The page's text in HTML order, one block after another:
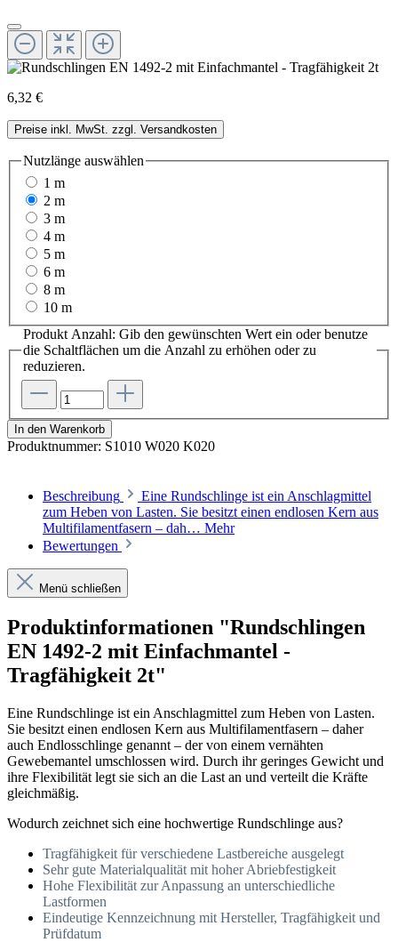
6,32 €
Preise inkl. MwSt. zzgl. Versandkosten
Nutzlänge auswählen
1 m
2 m
3 m
4 m
5 m
6 m
8 m
10 m
Produkt Anzahl: Gib den gewünschten Wert ein oder benutze
die Schaltflächen um die Anzahl zu erhöhen oder zu
reduzieren.
In den Warenkorb
Produktnummer: S1010 W020 K020
Beschreibung
Eine Rundschlinge ist ein Anschlagmittel
zum Heben von Lasten. Sie besitzt einen endlosen Kern aus
Multifilamentfasern – dah… Mehr
Bewertungen
Menü schließen
Produktinformationen "Rundschlingen
EN 1492-2 mit Einfachmantel -
Tragfähigkeit 2t"
Eine Rundschlinge ist ein Anschlagmittel zum Heben von Lasten.
Sie besitzt einen endlosen Kern aus Multifilamentfasern – daher
auch Endlosschlinge genannt – der von einem vernähten
Gewebemantel umschlossen wird. Durch ihr geringes Gewicht und
ihre Flexibilität legt sie sich an die Last an und verteilt die Kräfte
gleichmäßig.
Wodurch zeichnet sich eine hochwertige Rundschlinge aus?
Tragfähigkeit für verschiedene Lastbereiche ausgelegt
Sehr gute Materialqualität mit hoher Abriebfestigkeit
Hohe Flexibilität zur Anpassung an unterschiedliche
Lastformen
Eindeutige Kennzeichnung mit Hersteller, Tragfähigkeit und
Prüfdatum